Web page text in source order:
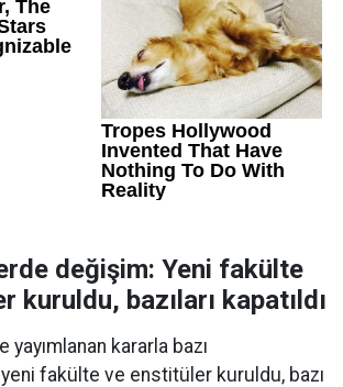
değişim: Yeni fakülte
kuruldu, bazıları kapatıldı
yayımlanan kararla bazı
fakülte ve enstitüler kuruldu, bazı